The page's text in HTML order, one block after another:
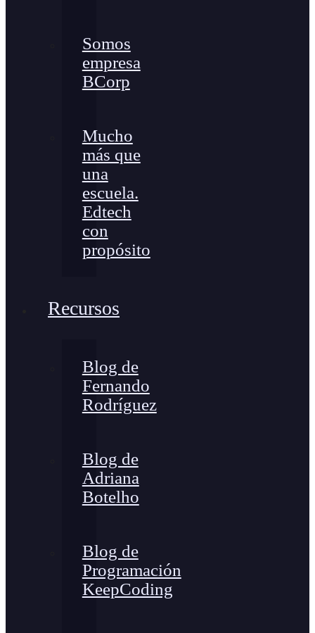
Somos
empresa
BCorp
Mucho
más que
una
escuela.
Edtech
con
propósito
Recursos
Blog de
Fernando
Rodríguez
Blog de
Adriana
Botelho
Blog de
Programación
KeepCoding